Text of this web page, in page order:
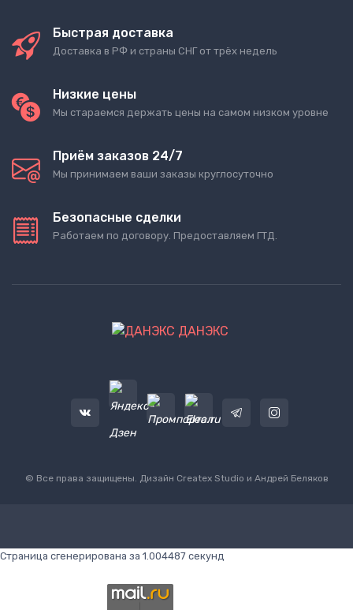
Быстрая доставка
Доставка в РФ и страны СНГ от трёх недель
Низкие цены
Мы стараемся держать цены на самом низком уровне
Приём заказов 24/7
Мы принимаем ваши заказы круглосуточно
Безопасные сделки
Работаем по договору. Предоставляем ГТД.
ДАНЭКС
© Все права защищены. Дизайн Createx Studio и Андрей Беляков
Страница сгенерирована за 1.004487 секунд